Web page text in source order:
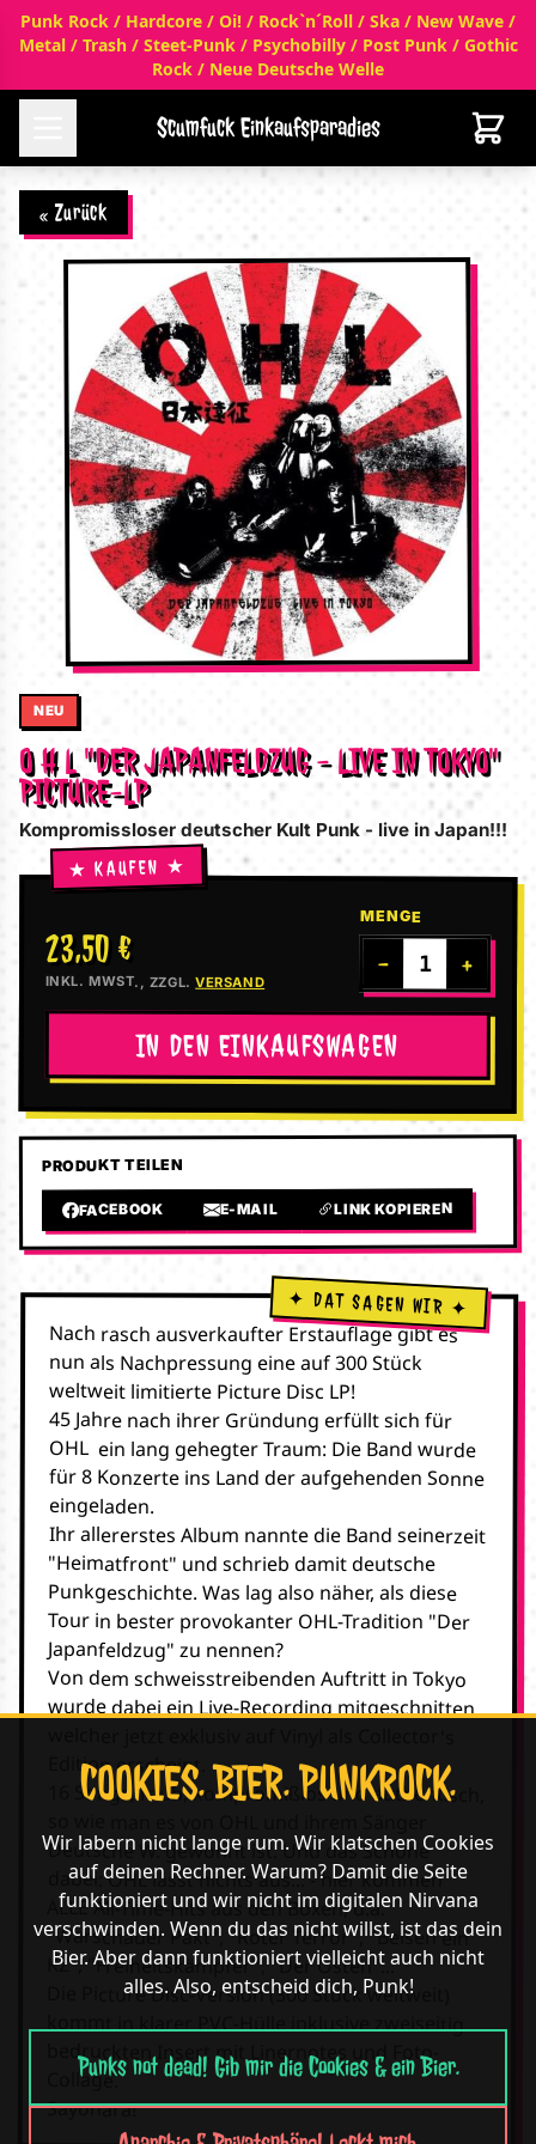
Punk Rock / Hardcore / Oi! / Rock`n´Roll / Ska / New Wave /
Metal / Trash / Steet-Punk / Psychobilly / Post Punk / Gothic
Rock / Neue Deutsche Welle
Scumfuck Einkaufsparadies
« Zurück
NEU
O H L "DER JAPANFELDZUG - LIVE IN TOKYO"
PICTURE-LP
Kompromissloser deutscher Kult Punk - live in Japan!!!
23,50 €
INKL. MWST., ZZGL.VERSAND
MENGE
− +
IN DEN EINKAUFSWAGEN
PRODUKT TEILEN
FACEBOOK E-MAIL LINK KOPIEREN
Nach rasch ausverkaufter Erstauflage gibt es
nun als Nachpressung eine auf 300 Stück
weltweit limitierte Picture Disc LP!
45 Jahre nach ihrer Gründung erfüllt sich für
OHL ein lang gehegter Traum: Die Band wurde
für 8 Konzerte ins Land der aufgehenden Sonne
eingeladen.
Ihr allererstes Album nannte die Band seinerzeit
"Heimatfront" und schrieb damit deutsche
Punkgeschichte. Was lag also näher, als diese
Tour in bester provokanter OHL-Tradition "Der
Japanfeldzug" zu nennen?
Von dem schweisstreibenden Auftritt in Tokyo
wurde dabei ein Live-Recording mitgeschnitten,
Edition erscheint.
16 Songs, rauh, kompromißlos und authentisch,
Deutsche W. gewohnt ist. Und das Schöne
dabei: OHL lässt nichts aus... - hier kommen
ALLE All-Time-Hits aus den Boxen, u.a.
"Warschauer Pakt", "Roter Terror", "Belsen ein
KZ", "Freiheitskämpfer", "Der Osten"...
Die Picture Disc-Version (300 Stück weltweit)
kommt in klarer PVC-Hülle inklusive zweiseitig
bedruckten Insert mit Linernotes und Foto-
Collage.
Sayonara!
COOKIES. BIER. PUNKROCK.
Wir labern nicht lange rum. Wir klatschen Cookies
auf deinen Rechner. Warum? Damit die Seite
funktioniert und wir nicht im digitalen Nirvana
verschwinden. Wenn du das nicht willst, ist das dein
Bier. Aber dann funktioniert vielleicht auch nicht
alles. Also, entscheid dich, Punk!
Punks not dead! Gib mir die Cookies & ein Bier.